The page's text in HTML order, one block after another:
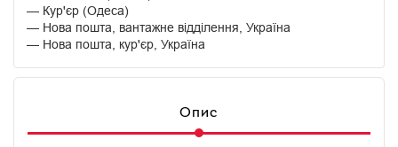
Кур'єр (Одеса)
Нова пошта, вантажне відділення, Україна
Нова пошта, кур'єр, Україна
Опис